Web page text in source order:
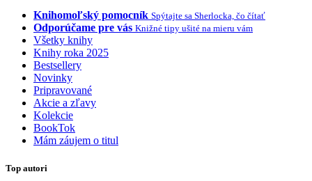
Knihomoľský pomocník Spýtajte sa Sherlocka, čo čítať
Odporúčame pre vás Knižné tipy ušité na mieru vám
Všetky knihy
Knihy roka 2025
Bestsellery
Novinky
Pripravované
Akcie a zľavy
Kolekcie
BookTok
Mám záujem o titul
Top autori